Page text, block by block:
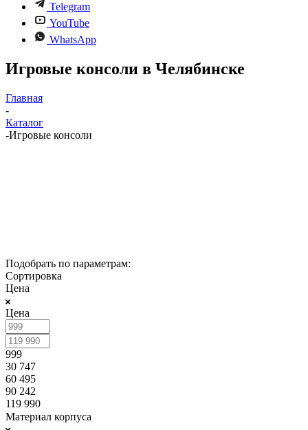
Telegram
YouTube
WhatsApp
Игровые консоли в Челябинске
Главная
-
Каталог
-Игровые консоли
Подобрать по параметрам:
Сортировка
Цена
Цена
999
30 747
60 495
90 242
119 990
Материал корпуса